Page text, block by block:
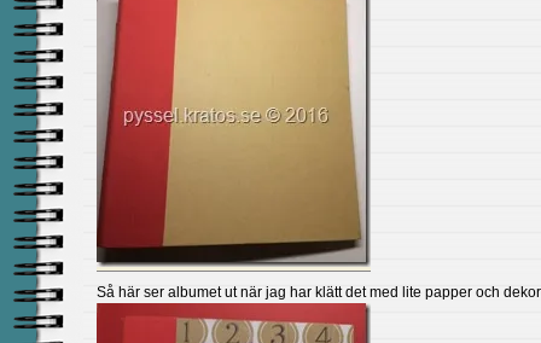
Så här ser albumet ut när jag har klätt det med lite papper och